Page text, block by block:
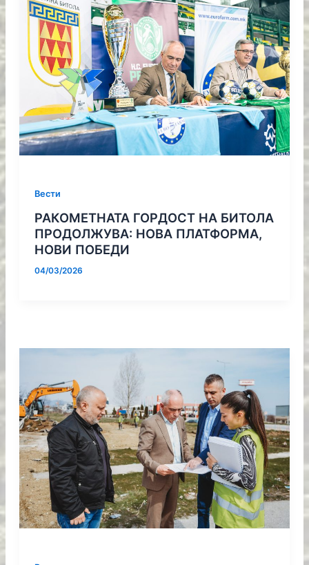
Вести
РАКОМЕТНАТА ГОРДОСТ НА БИТОЛА
ПРОДОЛЖУВА: НОВА ПЛАТФОРМА,
НОВИ ПОБЕДИ
04/03/2026